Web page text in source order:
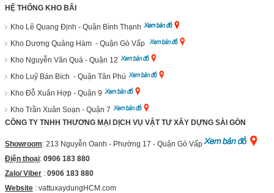
HỆ THỐNG KHO BÃI
Kho Lê Quang Định - Quận Bình Thạnh
Kho Dương Quảng Hàm - Quận Gò Vấp
Kho Nguyễn Văn Quá - Quận 12
Kho Luỹ Bán Bích - Quận Tân Phú
Kho Đỗ Xuân Hợp - Quận 9
Kho Trần Xuân Soạn - Quận 7
CÔNG TY TNHH THƯƠNG MẠI DỊCH VỤ VẬT TƯ XÂY DỰNG SÀI GÒN
Showroom: 213 Nguyễn Oanh - Phường 17 - Quận Gò Vấp
Điện thoại: 0906 183 880
Zalo/ Viber : 0906 183 880
Website : vattuxaydungHCM.com